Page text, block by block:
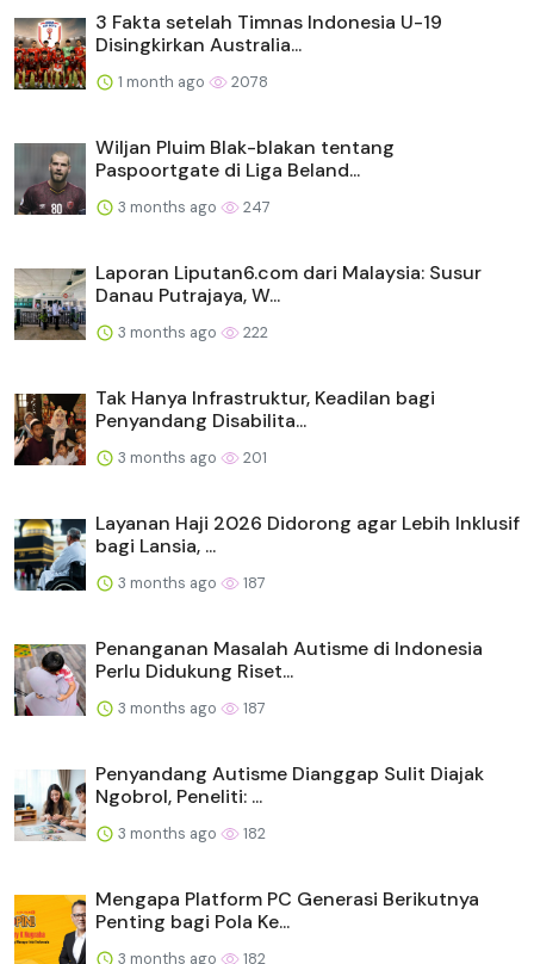
3 Fakta setelah Timnas Indonesia U-19
Disingkirkan Australia...
1 month ago 2078
Wiljan Pluim Blak-blakan tentang
Paspoortgate di Liga Beland...
3 months ago 247
Laporan Liputan6.com dari Malaysia: Susur
Danau Putrajaya, W...
3 months ago 222
Tak Hanya Infrastruktur, Keadilan bagi
Penyandang Disabilita...
3 months ago 201
Layanan Haji 2026 Didorong agar Lebih Inklusif
bagi Lansia, ...
3 months ago 187
Penanganan Masalah Autisme di Indonesia
Perlu Didukung Riset...
3 months ago 187
Penyandang Autisme Dianggap Sulit Diajak
Ngobrol, Peneliti: ...
3 months ago 182
Mengapa Platform PC Generasi Berikutnya
Penting bagi Pola Ke...
3 months ago 182